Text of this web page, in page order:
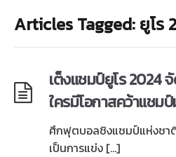
Articles Tagged: ยูโร
เต็งแชมป์ยูโร 2024
ใครมีโอกาสคว้าแชม
ศึกฟุตบอลชิงแชมป์แห่งชา
เป็นการแข่ง […]